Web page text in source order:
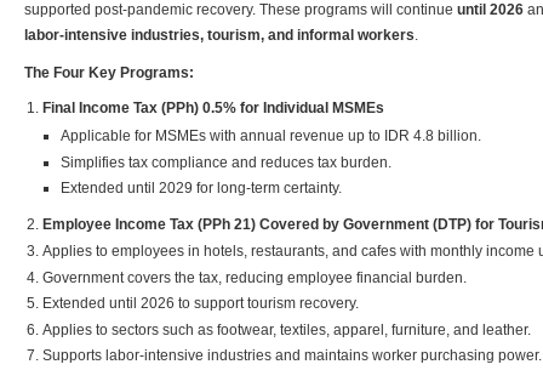
supported post-pandemic recovery. These programs will continue until 2026
labor-intensive industries, tourism, and informal workers.
The Four Key Programs:
Final Income Tax (PPh) 0.5% for Individual MSMEs
Applicable for MSMEs with annual revenue up to IDR 4.8 billion.
Simplifies tax compliance and reduces tax burden.
Extended until 2029 for long-term certainty.
Employee Income Tax (PPh 21) Covered by Government (DTP) for
Applies to employees in hotels, restaurants, and cafes with monthly income
Government covers the tax, reducing employee financial burden.
Extended until 2026 to support tourism recovery.
Applies to sectors such as footwear, textiles, apparel, furniture, and leather.
Supports labor-intensive industries and maintains worker purchasing power.